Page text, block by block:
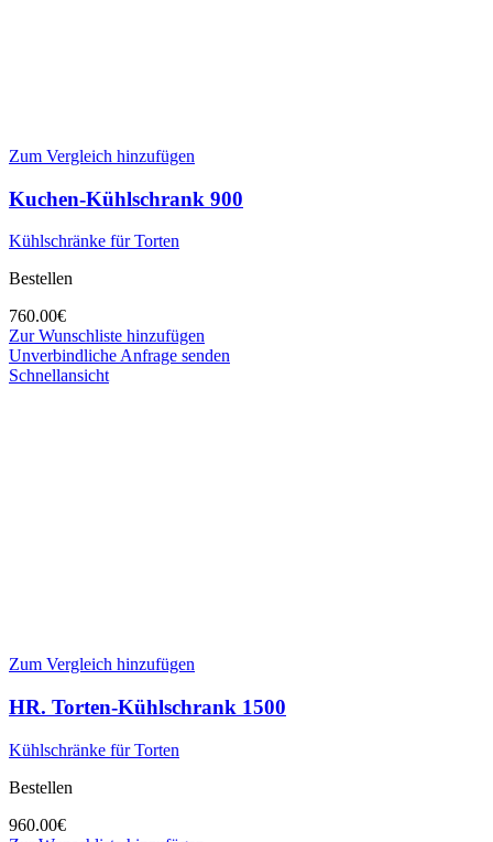
Zum Vergleich hinzufügen
Kuchen-Kühlschrank 900
Kühlschränke für Torten
Bestellen
760.00€
Zur Wunschliste hinzufügen
Unverbindliche Anfrage senden
Schnellansicht
Zum Vergleich hinzufügen
HR. Torten-Kühlschrank 1500
Kühlschränke für Torten
Bestellen
960.00€